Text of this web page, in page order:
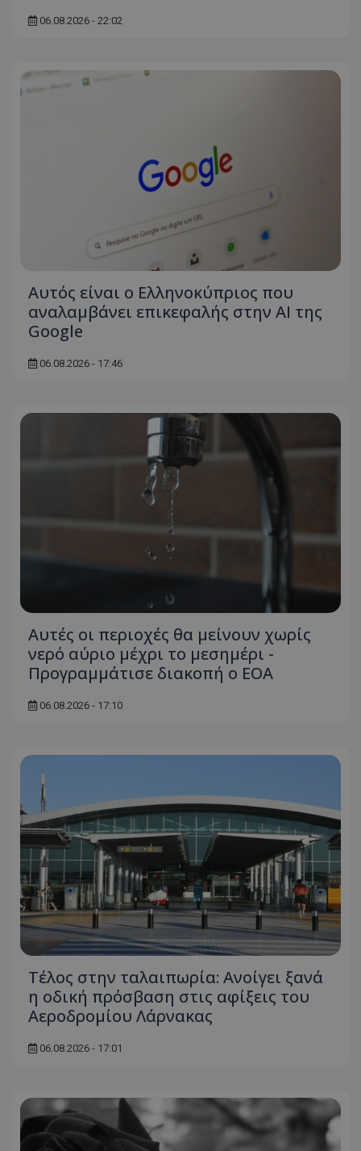
06.08.2026 - 22:02
Αυτός είναι ο Ελληνοκύπριος που
αναλαμβάνει επικεφαλής στην ΑΙ της
Google
06.08.2026 - 17:46
Αυτές οι περιοχές θα μείνουν χωρίς
νερό αύριο μέχρι το μεσημέρι -
Προγραμμάτισε διακοπή ο ΕΟΑ
06.08.2026 - 17:10
Τέλος στην ταλαιπωρία: Ανοίγει ξανά
η οδική πρόσβαση στις αφίξεις του
Αεροδρομίου Λάρνακας
06.08.2026 - 17:01